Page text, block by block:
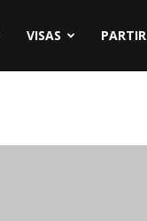
VISAS PARTIR